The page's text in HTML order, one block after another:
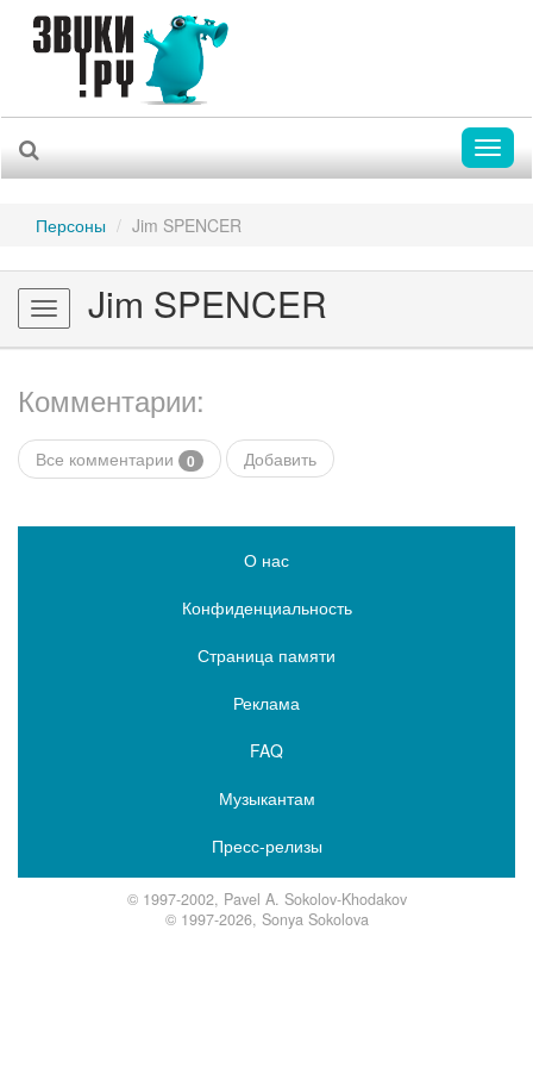
Персоны Jim SPENCER
Toggle
navigation
Jim SPENCER
Комментарии:
Все комментарии 0 Добавить
О нас
Конфиденциальность
Страница памяти
Реклама
FAQ
Музыкантам
Пресс-релизы
© 1997-2002, Pavel A. Sokolov-Khodakov
© 1997-2026, Sonya Sokolova